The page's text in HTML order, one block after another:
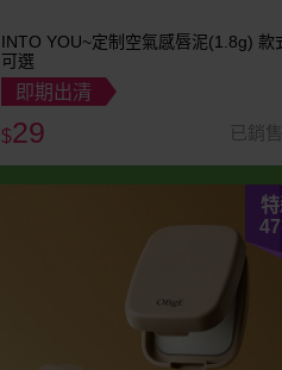
INTO YOU~定制空氣感唇泥(1.8g) 款
可選
即期出清
$29 已銷
47